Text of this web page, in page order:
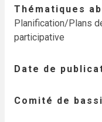
Thématiques
Planification/Plans
participative
Date de
Comité de